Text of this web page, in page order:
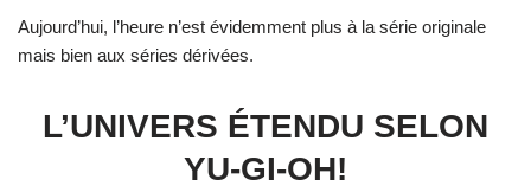
Aujourd’hui, l’heure n’est évidemment plus à la série originale
mais bien aux séries dérivées.
L’UNIVERS ÉTENDU SELON
YU-GI-OH!